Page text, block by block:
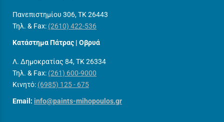
Πανεπιστημίου 306, ΤΚ 26443
Τηλ. & Fax: (2610) 422-536
Κατάστημα Πάτρας | Οβρυά
Λ. Δημοκρατίας 84, ΤΚ 26334
Τηλ. & Fax: (261) 600-9000
Κινητό: (6985) 125 - 675
Email: info@paints-mihopoulos.gr